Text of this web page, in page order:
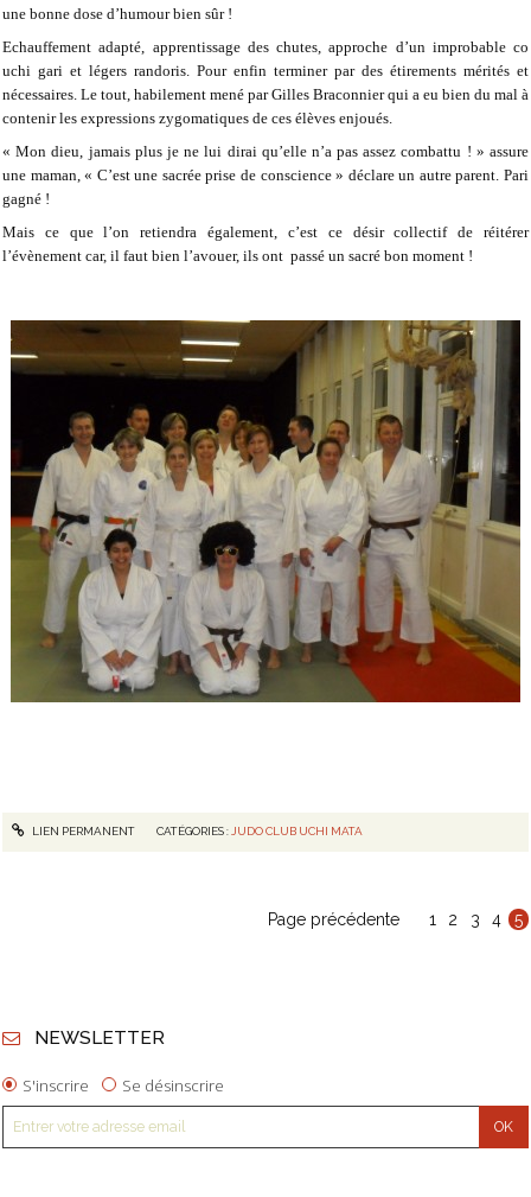
une bonne dose d’humour bien sûr !
Echauffement adapté, apprentissage des chutes, approche d’un improbable co
uchi gari et légers randoris. Pour enfin terminer par des étirements mérités et
nécessaires. Le tout, habilement mené par Gilles Braconnier qui a eu bien du mal à
contenir les expressions zygomatiques de ces élèves enjoués.
« Mon dieu, jamais plus je ne lui dirai qu’elle n’a pas assez combattu ! » assure
une maman, « C’est une sacrée prise de conscience » déclare un autre parent. Pari
gagné !
Mais ce que l’on retiendra également, c’est ce désir collectif de réitérer
l’évènement car, il faut bien l’avouer, ils ont passé un sacré bon moment !
LIEN PERMANENT CATÉGORIES :JUDO CLUB UCHI MATA
Page précédente 1 2 3 4 5
NEWSLETTER
S'inscrire Se désinscrire